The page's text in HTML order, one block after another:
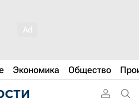
Экономика Общество